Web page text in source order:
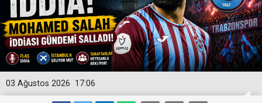
17:06
03 Ağustos 2026